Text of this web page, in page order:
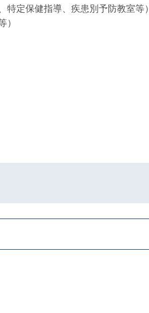
定保健指導、疾患別予防教室等）
）